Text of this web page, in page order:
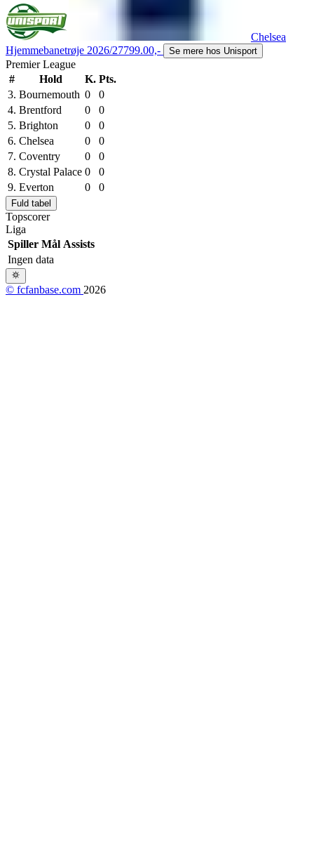
Chelsea
Hjemmebanetrøje 2026/27799.00,- Se mere hos Unisport
Premier League
#
Hold K. Pts.
3. Bournemouth 0
0
4. Brentford 0
0
5. Brighton 0
0
6. Chelsea 0
0
7. Coventry 0
0
8. Crystal Palace 0
0
9. Everton 0 0
Fuld tabel
Topscorer
Liga
Spiller Mål Assists
Ingen data
© fcfanbase.com 2026